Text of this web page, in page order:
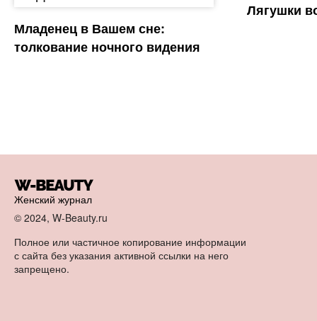
Младенец в Вашем сне:
толкование ночного видения
Лягушки
Женский журнал
© 2024, W-Beauty.ru
Полное или частичное копирование информации
с сайта без указания активной ссылки на него
запрещено.